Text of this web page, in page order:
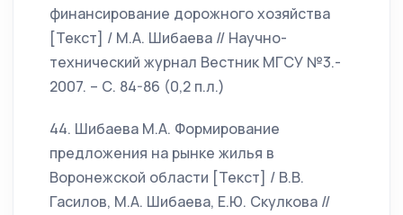
финансирование дорожного хозяйства
[Текст] / М.А. Шибаева // Научно-
технический журнал Вестник МГСУ №3.-
2007. – С. 84-86 (0,2 п.л.)
44. Шибаева М.А. Формирование
предложения на рынке жилья в
Воронежской области [Текст] / В.В.
Гасилов, М.А. Шибаева, Е.Ю. Скулкова //